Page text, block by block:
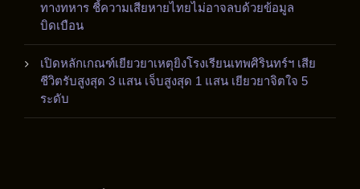
ทางทหาร ชี้ความเสียหายไทยไม่อาจลบด้วยข้อมูล
บิดเบือน
เปิดหลักเกณฑ์เยียวยาเหตุยิงโรงเรียนเทพศิรินทร์ฯ เสีย
ชีวิตรับสูงสุด 3 แสน เจ็บสูงสุด 1 แสน เยียวยาจิตใจ 5
ระดับ